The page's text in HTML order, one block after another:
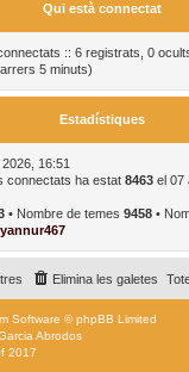
Qui està connectat
:: 6 registrats, 0
5 minuts)
Estadístiques
16:51
connectats ha estat 8463 el 07
• Nombre de temes 9458 •
Elimina les galetes
Software © phpBB Limited
Abrodos
2017